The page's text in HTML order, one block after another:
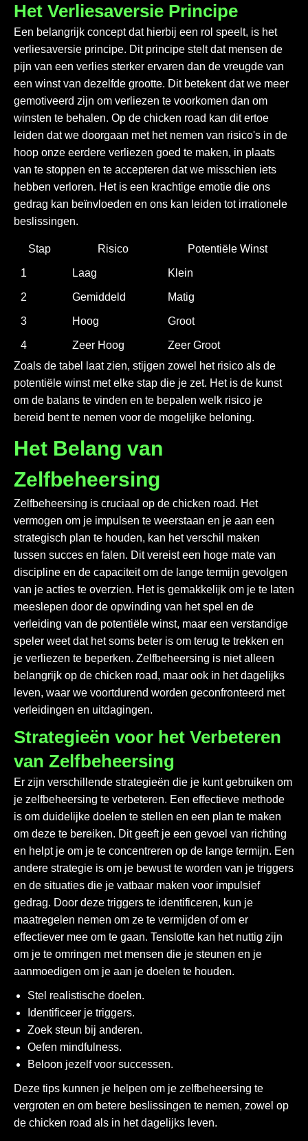
Het Verliesaversie Principe
Een belangrijk concept dat hierbij een rol speelt, is het
verliesaversie principe. Dit principe stelt dat mensen de
pijn van een verlies sterker ervaren dan de vreugde van
een winst van dezelfde grootte. Dit betekent dat we meer
gemotiveerd zijn om verliezen te voorkomen dan om
winsten te behalen. Op de chicken road kan dit ertoe
leiden dat we doorgaan met het nemen van risico's in de
hoop onze eerdere verliezen goed te maken, in plaats
van te stoppen en te accepteren dat we misschien iets
hebben verloren. Het is een krachtige emotie die ons
gedrag kan beïnvloeden en ons kan leiden tot irrationele
beslissingen.
Stap Risico Potentiële Winst
1 Laag Klein
2 Gemiddeld Matig
3 Hoog Groot
4 Zeer Hoog
Zeer Groot
Zoals de tabel laat zien, stijgen zowel het risico als de
potentiële winst met elke stap die je zet. Het is de kunst
om de balans te vinden en te bepalen welk risico je
bereid bent te nemen voor de mogelijke beloning.
Het Belang van
Zelfbeheersing
Zelfbeheersing is cruciaal op de chicken road. Het
vermogen om je impulsen te weerstaan en je aan een
strategisch plan te houden, kan het verschil maken
tussen succes en falen. Dit vereist een hoge mate van
discipline en de capaciteit om de lange termijn gevolgen
van je acties te overzien. Het is gemakkelijk om je te laten
meeslepen door de opwinding van het spel en de
verleiding van de potentiële winst, maar een verstandige
speler weet dat het soms beter is om terug te trekken en
je verliezen te beperken. Zelfbeheersing is niet alleen
belangrijk op de chicken road, maar ook in het dagelijks
leven, waar we voortdurend worden geconfronteerd met
verleidingen en uitdagingen.
Strategieën voor het Verbeteren
van Zelfbeheersing
Er zijn verschillende strategieën die je kunt gebruiken om
je zelfbeheersing te verbeteren. Een effectieve methode
is om duidelijke doelen te stellen en een plan te maken
om deze te bereiken. Dit geeft je een gevoel van richting
en helpt je om je te concentreren op de lange termijn. Een
andere strategie is om je bewust te worden van je triggers
en de situaties die je vatbaar maken voor impulsief
gedrag. Door deze triggers te identificeren, kun je
maatregelen nemen om ze te vermijden of om er
effectiever mee om te gaan. Tenslotte kan het nuttig zijn
om je te omringen met mensen die je steunen en je
aanmoedigen om je aan je doelen te houden.
Stel realistische doelen.
Identificeer je triggers.
Zoek steun bij anderen.
Oefen mindfulness.
Beloon jezelf voor successen.
Deze tips kunnen je helpen om je zelfbeheersing te
vergroten en om betere beslissingen te nemen, zowel op
de chicken road als in het dagelijks leven.